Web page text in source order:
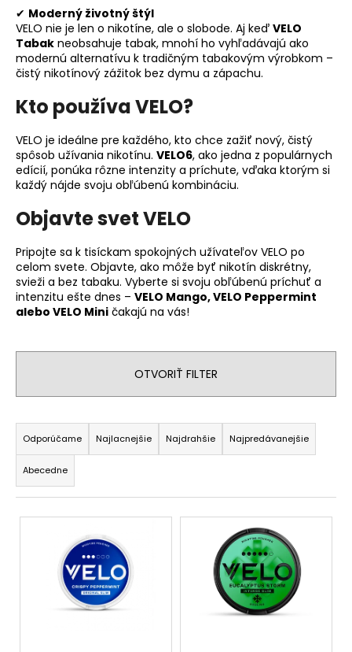
✔ Moderný životný štýl
VELO nie je len o nikotíne, ale o slobode. Aj keď VELO
Tabak neobsahuje tabak, mnohí ho vyhľadávajú ako
modernú alternatívu k tradičným tabakovým výrobkom –
čistý nikotínový zážitok bez dymu a zápachu.
Kto používa VELO?
VELO je ideálne pre každého, kto chce zažiť nový, čistý
spôsob užívania nikotínu. VELO6, ako jedna z populárnych
edícií, ponúka rôzne intenzity a príchute, vďaka ktorým si
každý nájde svoju obľúbenú kombináciu.
Objavte svet VELO
Pripojte sa k tisíckam spokojných užívateľov VELO po
celom svete. Objavte, ako môže byť nikotín diskrétny,
svieži a bez tabaku. Vyberte si svoju obľúbenú príchuť a
intenzitu ešte dnes – VELO Mango, VELO Peppermint
alebo VELO Mini čakajú na vás!
OTVORIŤ FILTER
R
a
d
e
n
i
Odporúčame Najlacnejšie Najdrahšie Najpredávanejšie
Abecedne
V
HĽADAŤ
O
d
p
o
ú
a
m
e
PRO
€8,85